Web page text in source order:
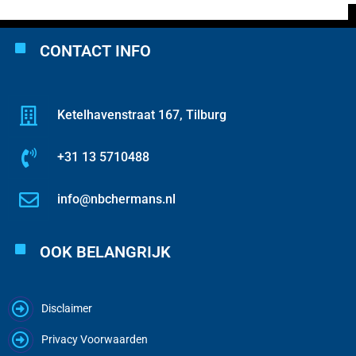
CONTACT INFO
Ketelhavenstraat 167, Tilburg
+31 13 5710488
info@nbchermans.nl
OOK BELANGRIJK
Disclaimer
Privacy Voorwaarden